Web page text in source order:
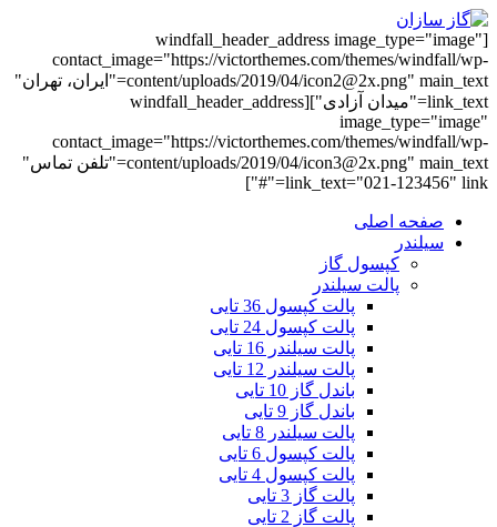
[windfall_header_address image_type="image"
contact_image="https://victorthemes.com/themes/windfall/wp-
content/uploads/2019/04/icon2@2x.png" main_text="ایران، تهران"
link_text="میدان آزادی"][windfall_header_address
image_type="image"
contact_image="https://victorthemes.com/themes/windfall/wp-
content/uploads/2019/04/icon3@2x.png" main_text="تلفن تماس"
link_text="021-123456" link="#"]
صفحه اصلی
سیلندر
کپسول گاز
پالت سیلندر
پالت کپسول 36 تایی
پالت کپسول 24 تایی
پالت سیلندر 16 تایی
پالت سیلندر 12 تایی
باندل گاز 10 تایی
باندل گاز 9 تایی
پالت سیلندر 8 تایی
پالت کپسول 6 تایی
پالت کپسول 4 تایی
پالت گاز 3 تایی
پالت گاز 2 تایی